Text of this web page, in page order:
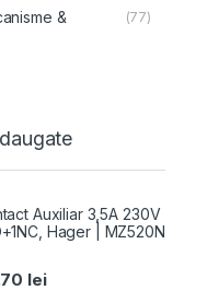
&
(77)
Auxiliar 3,5A 230V
Hager | MZ520N
lei